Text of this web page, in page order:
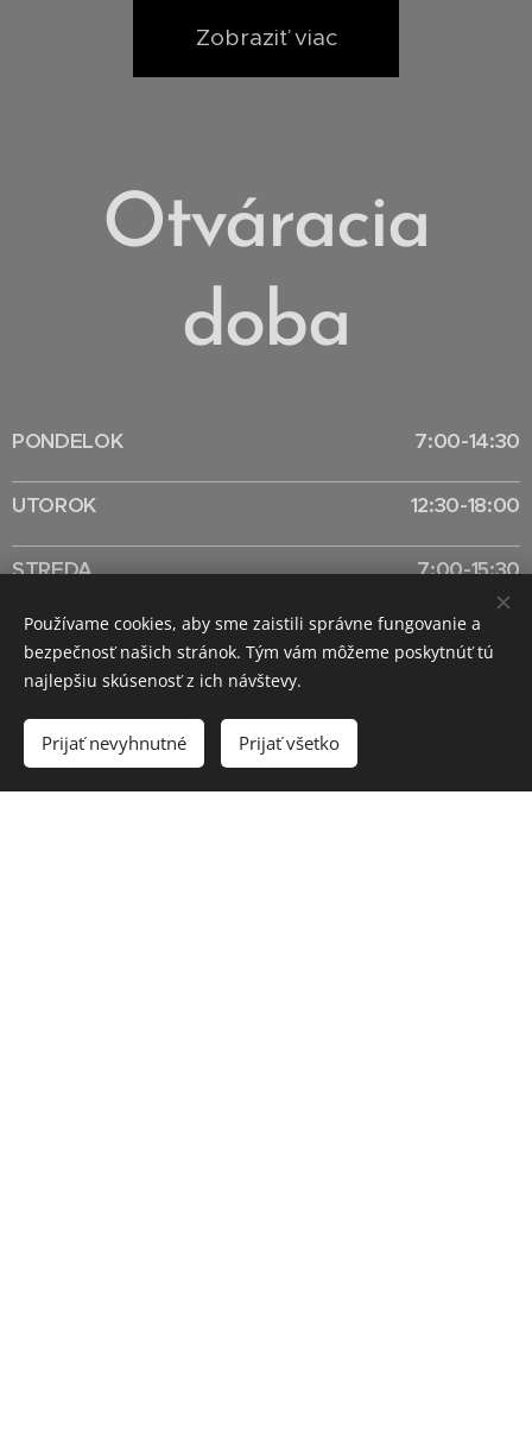
Zobraziť viac
Otváracia
doba
PONDELOK 7:00-14:30
UTOROK 12:30-18:00
STREDA 7:00-15:30
ŠTVRTOK 7:00-15:30
PIATOK
Používame cookies, aby sme zaistili správne fungovanie a
bezpečnosť našich stránok. Tým vám môžeme poskytnúť tú
najlepšiu skúsenosť z ich návštevy.
Prijať nevyhnutné Prijať všetko